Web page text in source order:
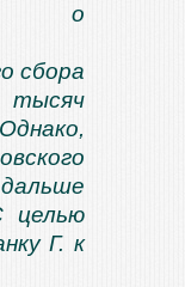
о
сбора
целью
Г. к